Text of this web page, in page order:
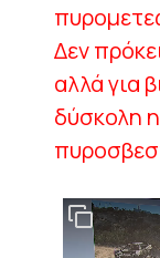
Δεν
αλλά για
δύσκολη